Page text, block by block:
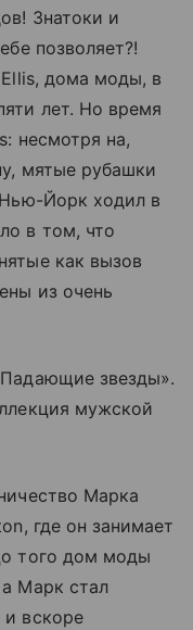
Знатоки и
позволяет?!
дома моды, в
лет. Но время
несмотря на,
мятые рубашки
Нью-Йорк ходил в
в том, что
как вызов
из очень
звезды».
мужской
Марка
где он занимает
того дом моды
Марк стал
и вскоре